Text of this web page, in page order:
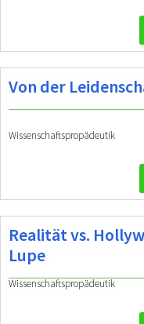
Von der
Wissenschaftspropädeutik
Realität vs.
Lupe
Wissenschaftspropädeutik